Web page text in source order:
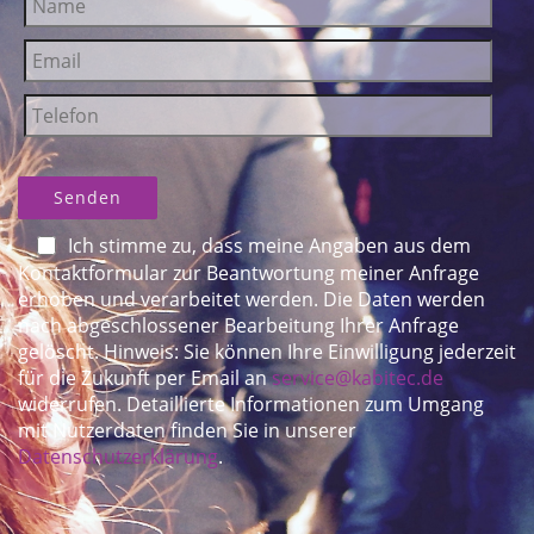
Bitte lassen Sie dieses Feld leer.
Ich stimme zu, dass meine Angaben aus dem
Kontaktformular zur Beantwortung meiner Anfrage
erhoben und verarbeitet werden. Die Daten werden
nach abgeschlossener Bearbeitung Ihrer Anfrage
gelöscht. Hinweis: Sie können Ihre Einwilligung jederzeit
für die Zukunft per Email anservice@kabitec.de
widerrufen. Detaillierte Informationen zum Umgang
mit Nutzerdaten finden Sie in unserer
Datenschutzerklärung.